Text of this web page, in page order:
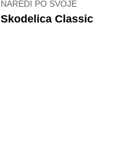
NAREDI PO SVOJE
Skodelica Classic